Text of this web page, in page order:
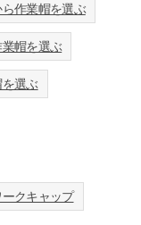
ら作業帽を選ぶ
帽を選ぶ
選ぶ
ークキャップ